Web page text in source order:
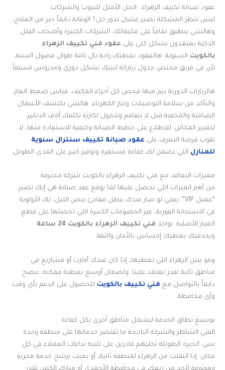
عقود صيانة تكييف الزهراء.. الحل الأمثل للبيوت والشركات
ليش تنطر المشكلة تصير عشان تدور حل؟ الوقاية دايماً خير من العلاج،
وهالشي ينطبق تماماً على مكيفاتك. الشركات الكبيرة وأصحاب الفلل
الذكية يعتمدون بشكل كلي على عقود فني تكييف الزهراء
بالكويت السنوية. هالعقود تعطيك راحة بال تامة طوال فصول السنة،
لأن في فريق مختص جدول زياراته لبيتك بشكل دوري ومدروس مسبقاً.
هالزيارات الدورية يتم فيها فحص كل أجزاء المكيف، قياس ضغط الغاز،
والتأكد من سلامة التوصيلات وتيار الكهرباء. هالشي يكتشف الأعطال
الصامتة والمخفية قبل لا تتفاقم وتتحول لكارثة تكلفك آلاف الدنانير
لتغيير المكائن. للاطلاع على خطط الصيانة وكيفية الاستفادة منها، لا
تفوت فرصة التعرف على عقود صيانة تكييف سنترال سنوية
للمنازل اللي تضمن لك كفاءة مستمرة وتوفير كبير على المدى الطويل.
مميزات التعاقد مع فني تكييف الزهراء بالكويت شركة محترفة
من أهم الميزات اللي تحصل عليها لما توقع عقد صيانة هي إنك تصير
“عميل VIP”. يعني لو صار عندك عطل مفاجئ بنص الليل، لك الأولوية
في الاستجابة الفورية، غير الخصومات الكبيرة اللي تحصلها على قطع
الغيار الأصلية. تواجد فني تكييف الزهراء بالكويت
وبخدمتك يعطيك إحساس بالأمان والثقة.
ومو بس الزهراء اللي نغطيها، إذا كان عندك أقارب أو مشاريع في
مناطق ثانية تقدر تعتمد علينا. ولضمان أوسع تغطية ممكنة، ننصح
دايماً بالتواصل مع فني تكييف بالكويت للحصول على الدعم بأي وقت
وأي محافظة.
توسيع نطاق الخدمة ليشمل مناطق أخرى بكل كفاءة
الفني الشاطر والشركة الناجحة ما تقتصر خدماتها على منطقة وحدة
بس. الخبرة الطويلة تخليهم قادرين على تلبية نداءات العملاء في كل
مكان. إذا انتقلت من الزهراء لمنطقة ثانية، أو بغيت ترشح خدمة مجربة